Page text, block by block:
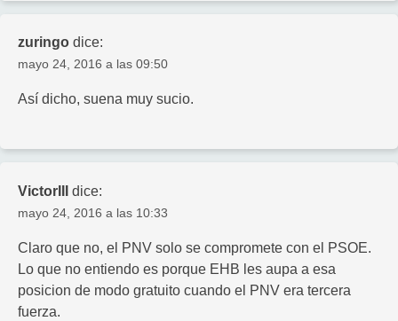
zuringo dice:
mayo 24, 2016 a las 09:50
Así dicho, suena muy sucio.
VictorIII dice:
mayo 24, 2016 a las 10:33
Claro que no, el PNV solo se compromete con el PSOE.
Lo que no entiendo es porque EHB les aupa a esa
posicion de modo gratuito cuando el PNV era tercera
fuerza.